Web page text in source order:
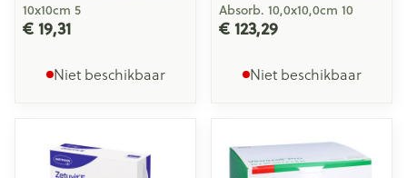
10x10cm 5
€ 19,31
Niet beschikbaar
Absorb. 10,0x10,0cm 10
€ 123,29
Niet beschikbaar